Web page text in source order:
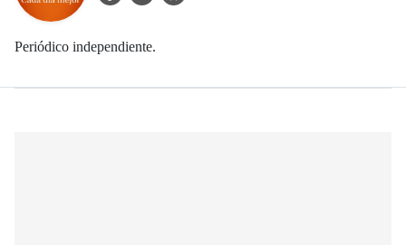
Periódico independiente.